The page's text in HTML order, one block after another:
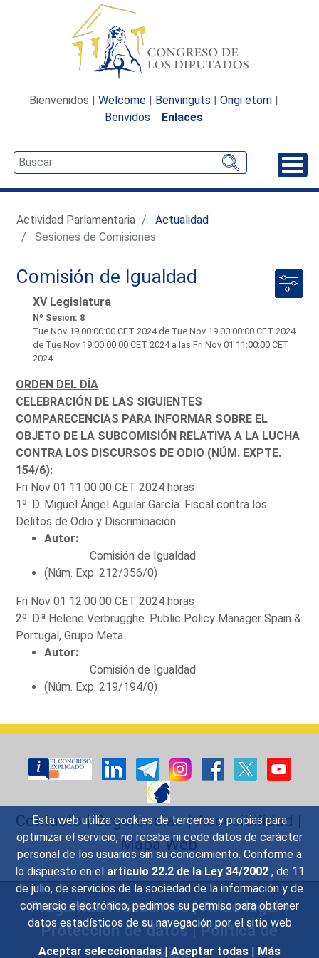
Esta web utiliza cookies de terceros y propias para
optimizar el servicio, no recaba ni cede datos de carácter
personal de los usuarios sin su conocimiento. Conforme a
lo dispuesto en el artículo 22.2 de la Ley 34/2002 , de 11
de julio, de servicios de la sociedad de la información y de
comercio electrónico, pedimos su permiso para obtener
datos estadísticos de su navegación por el sitio web
Aceptar seleccionadas | Aceptar todas | Más
Bienvenidos | Welcome | Benvinguts | Ongi etorri |
Benvidos
Enlaces
Actividad Parlamentaria
Actualidad
Sesiones de Comisiones
Comisión de Igualdad
XV Legislatura
Nº Sesion: 8
Tue Nov 19 00:00:00 CET 2024de Tue Nov 19 00:00:00 CET 2024
de Tue Nov 19 00:00:00 CET 2024 a las Fri Nov 01 11:00:00 CET
2024
ORDEN DEL DÍA
CELEBRACIÓN DE LAS SIGUIENTES
COMPARECENCIAS PARA INFORMAR SOBRE EL
OBJETO DE LA SUBCOMISIÓN RELATIVA A LA LUCHA
CONTRA LOS DISCURSOS DE ODIO (NÚM. EXPTE.
154/6):
Fri Nov 01 11:00:00 CET 2024 horas
1º. D. Miguel Ángel Aguilar García. Fiscal contra los
Delitos de Odio y Discriminación.
Autor:
Comisión de Igualdad
(Núm. Exp. 212/356/0)
Fri Nov 01 12:00:00 CET 2024 horas
2º. D.ª Helene Verbrugghe. Public Policy Manager Spain &
Portugal, Grupo Meta.
Autor:
Comisión de Igualdad
(Núm. Exp. 219/194/0)
Contacto|Sugerencias|Accesibilidad |
Mapa Web
Preguntas Frecuentes|Aviso legal|
Protección de datos|Política de
Cookies